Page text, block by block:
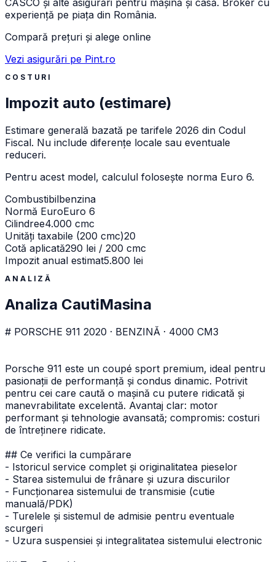
CASCO și alte asigurări pentru mașină și casă. Broker cu
experiență pe piața din România.
Compară prețuri și alege online
Vezi asigurări pe Pint.ro
COSTURI
Impozit auto (estimare)
Estimare generală bazată pe tarifele 2026 din Codul
Fiscal. Nu include diferențe locale sau eventuale
reduceri.
Pentru acest model, calculul folosește norma Euro 6.
Combustibilbenzina
Normă EuroEuro 6
Cilindree4.000 cmc
Unități taxabile (200 cmc)20
Cotă aplicată290 lei / 200 cmc
Impozit anual estimat5.800 lei
ANALIZĂ
Analiza CautiMasina
# PORSCHE 911 2020 · BENZINĂ · 4000 CM3
Porsche 911 este un coupé sport premium, ideal pentru
pasionații de performanță și condus dinamic. Potrivit
pentru cei care caută o mașină cu putere ridicată și
manevrabilitate excelentă. Avantaj clar: motor
performant și tehnologie avansată; compromis: costuri
de întreținere ridicate.
## Ce verifici la cumpărare
- Istoricul service complet și originalitatea pieselor
- Starea sistemului de frânare și uzura discurilor
- Funcționarea sistemului de transmisie (cutie
manuală/PDK)
- Turelele și sistemul de admisie pentru eventuale
scurgeri
- Uzura suspensiei și integralitatea sistemului electronic